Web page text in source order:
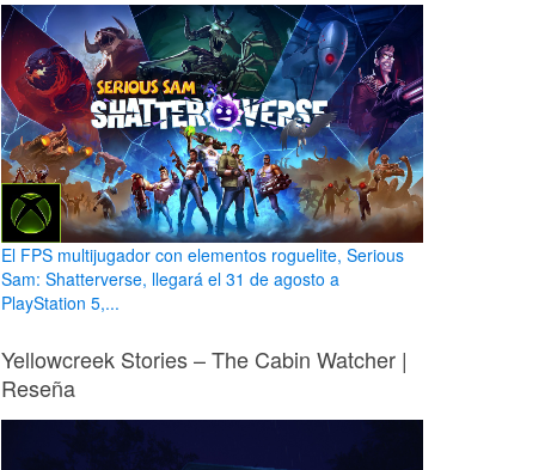
El FPS multijugador con elementos roguelite, Serious
Sam: Shatterverse, llegará el 31 de agosto a
PlayStation 5,...
Yellowcreek Stories – The Cabin Watcher |
Reseña